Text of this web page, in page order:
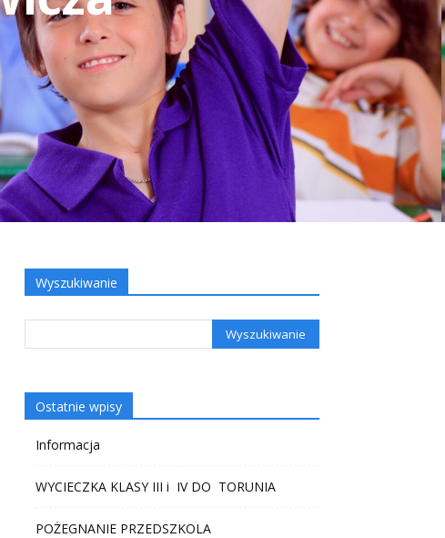
Wyszukiwanie
Ostatnie wpisy
Informacja
WYCIECZKA KLASY III i IV DO TORUNIA
POŻEGNANIE PRZEDSZKOLA